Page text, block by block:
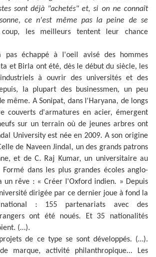
sont déjà "achetés" et, si on ne connaît
ce n'est même pas la peine de se
les meilleurs tentent leur chance
pas échappé à l'oeil avisé des hommes
et Birla ont été, dès le début du siècle, les
à ouvrir des universités et des
la plupart des businessmen, un peu
même. A Sonipat, dans l'Haryana, de longs
couverts d'armatures en acier, émergent
sur un terrain où de jeunes arbres ont
University est née en 2009. A son origine
de Naveen Jindal, un des grands patrons
et de C. Raj Kumar, un universitaire au
dans les plus grandes écoles anglo-
un rêve : « Créer l'Oxford indien. » Depuis
dirigée par ce dernier joue à fond la
: 155 partenariats avec des
ont été noués. Et 35 nationalités
(…).
de ce type se sont développés. (…).
marque, activité philanthropique... Les